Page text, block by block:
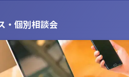
・個別相談会